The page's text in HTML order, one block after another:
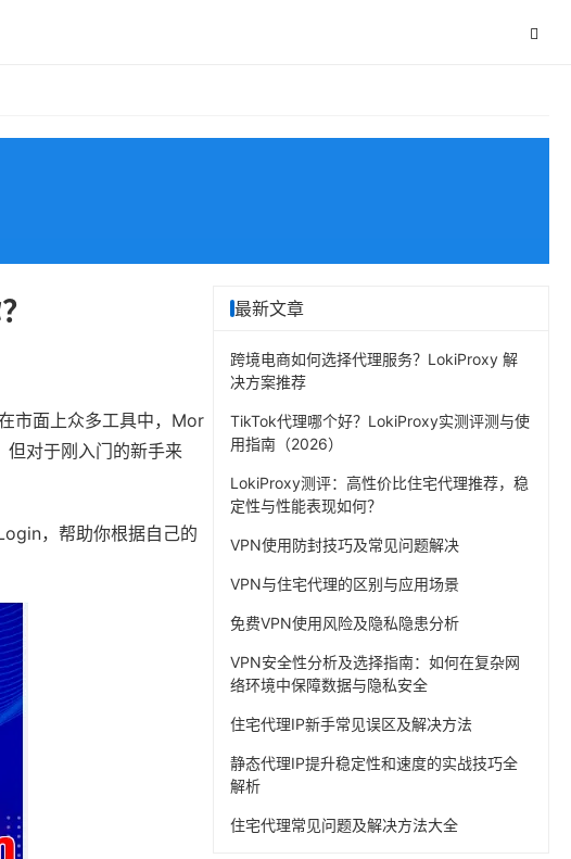
市面上众多工具中，Mor
对于刚入门的新手来
，帮助你根据自己的
最新文章
跨境电商如何选择代理服务？LokiProxy 解
决方案推荐
TikTok代理哪个好？LokiProxy实测评测与使
用指南（2026）
LokiProxy测评：高性价比住宅代理推荐，稳
定性与性能表现如何？
VPN使用防封技巧及常见问题解决
VPN与住宅代理的区别与应用场景
免费VPN使用风险及隐私隐患分析
VPN安全性分析及选择指南：如何在复杂网
络环境中保障数据与隐私安全
住宅代理IP新手常见误区及解决方法
静态代理IP提升稳定性和速度的实战技巧全
解析
住宅代理常见问题及解决方法大全